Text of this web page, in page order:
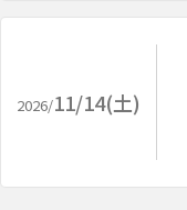
2026/11/14(土)